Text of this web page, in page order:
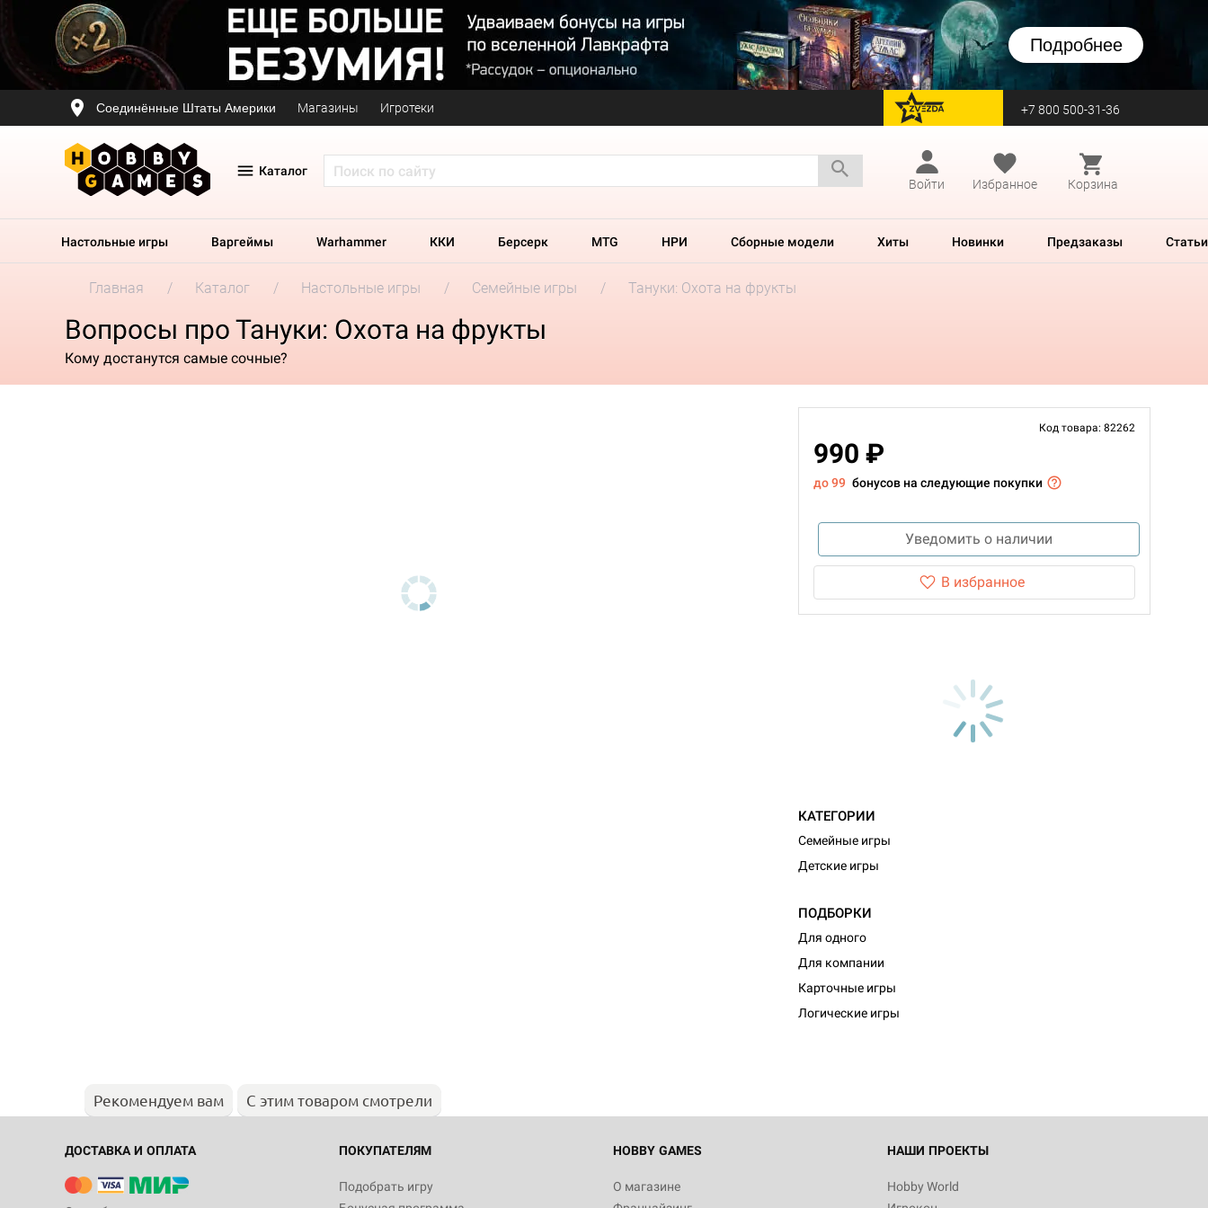
Подробнее
Соединённые Штаты Америки Магазины Игротеки перейти на Zvezda +7 800 500-31-36
Каталог
Войти
Избранное Корзина
Настольные игры Варгеймы Warhammer ККИ Берсерк MTG НРИ Сборные модели Хиты Новинки Предзаказы Статьи
Главная Каталог Настольные игры Семейные игры Тануки: Охота на фрукты
Вопросы про Тануки: Охота на фрукты
Кому достанутся самые сочные?
Код товара: 82262
990 ₽
до 99 бонусов на следующие покупки
Уведомить о наличии
В избранное
КАТЕГОРИИ
Семейные игры
Детские игры
ПОДБОРКИ
Для одного
Для компании
Карточные игры
Логические игры
Рекомендуем вам С этим товаром смотрели
ДОСТАВКА И ОПЛАТА ПОКУПАТЕЛЯМ
Подобрать игру
HOBBY GAMES
О магазине
НАШИ ПРОЕКТЫ
Hobby World